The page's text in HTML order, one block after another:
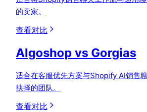
的卖家。
查看对比
Algoshop vs Gorgias
适合在客服优先方案与Shopify AI销售
抉择的团队。
查看对比